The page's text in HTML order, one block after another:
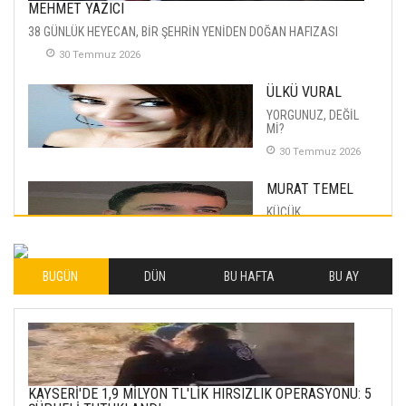
MEHMET YAZICI
38 GÜNLÜK HEYECAN, BİR ŞEHRİN YENİDEN DOĞAN HAFIZASI
30 Temmuz 2026
ÜLKÜ VURAL
YORGUNUZ, DEĞİL
Mİ?
30 Temmuz 2026
MURAT TEMEL
KÜÇÜK
İLHAN YILMAZ
SOFRADA AYRIMCILIK
VAR
METİN ERTEM
BUGÜN DÜN BU HAFTA BU AY
KAYSERİ'DE 1,9 MİLYON TL'LİK HIRSIZLIK OPERASYONU: 5